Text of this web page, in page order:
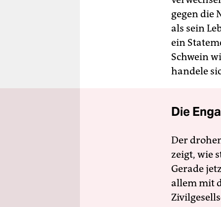
gegen die
als sein
ein
Schwein
handele
Die
Der
zeigt, wie
Gerade
allem mit